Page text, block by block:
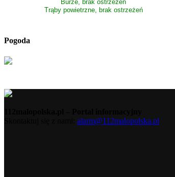
Burze, brak ostrzeżeń
Trąby powietrzne, brak ostrzeżeń
Pogoda
alarm@112malopolska.pl